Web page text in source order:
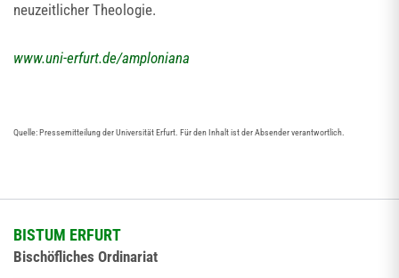
neuzeitlicher Theologie.
www.uni-erfurt.de/amploniana
Quelle: Pressemitteilung der Universität Erfurt. Für den Inhalt ist der Absender verantwortlich.
BISTUM ERFURT
Bischöfliches Ordinariat